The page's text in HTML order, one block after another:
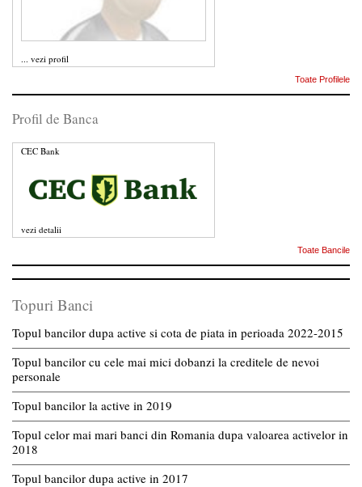
... vezi profil
Toate Profilele
Profil de Banca
CEC Bank
vezi detalii
Toate Bancile
Topuri Banci
Topul bancilor dupa active si cota de piata in perioada 2022-2015
Topul bancilor cu cele mai mici dobanzi la creditele de nevoi
personale
Topul bancilor la active in 2019
Topul celor mai mari banci din Romania dupa valoarea activelor in
2018
Topul bancilor dupa active in 2017